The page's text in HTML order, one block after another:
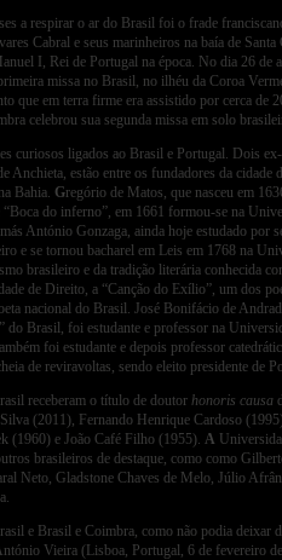
a respirar o ar do Brasil foi o frade
Cabral e seus marinheiros na baía de
I, Rei de Portugal na época. No dia 26 de
missa no Brasil, no ilhéu da Coroa
que em terra firme era assistido por cerca de
celebrou sua segunda missa em solo
curiosos ligados ao Brasil e Portugal. Dois
Anchieta, estão entre os fundadores da
Bahia. Gregório de Matos, que nasceu em
“Boca do inferno”, em 1661 formou-se na
António Gonzaga, ainda hoje estudado por
e se tornou bacharel em Leis em 1768 na
brasileiro e da tradição literária conhecida
de Direito, a “Canção do Exílio”, um dos
nacional do Brasil. José Bonifácio de
do Brasil, foi estudante e professor na
foi estudante e depois professor
de reviravoltas, sendo eleito presidente de
receberam o título de doutor honoris causa
(2011), Fernando Henrique Cardoso
(1960) e João Café Filho (1955). A
brasileiros de destaque, como como
Neto, Gladstone Chaves de Melo, Júlio
e Brasil e Coimbra, como não podia deixar
Vieira (Lisboa, Portugal, 6 de fevereiro